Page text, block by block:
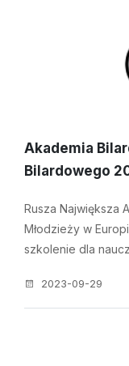
Akademia
Bilardowego
Rusza Największa
Młodzieży w
szkolenie dla
2023-09-29